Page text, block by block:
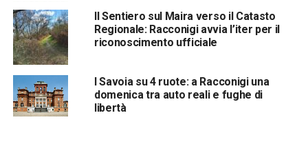
Il Sentiero sul Maira verso il Catasto
Regionale: Racconigi avvia l’iter per il
riconoscimento ufficiale
I Savoia su 4 ruote: a Racconigi una
domenica tra auto reali e fughe di
libertà